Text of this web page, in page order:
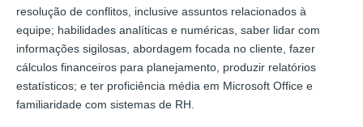
resolução de conflitos, inclusive assuntos relacionados à
equipe; habilidades analíticas e numéricas, saber lidar com
informações sigilosas, abordagem focada no cliente, fazer
cálculos financeiros para planejamento, produzir relatórios
estatísticos; e ter proficiência média em Microsoft Office e
familiaridade com sistemas de RH.